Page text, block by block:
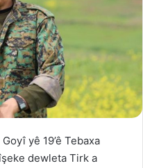
yê 19’ê Tebaxa
dewleta Tirk a